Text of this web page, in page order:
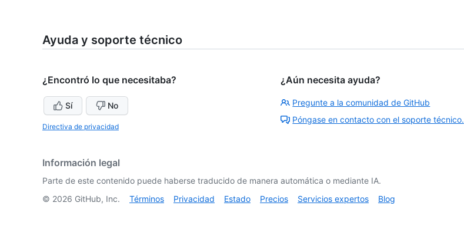
Ayuda y soporte técnico
¿Encontró lo que necesitaba?
Sí No
Directiva de privacidad
¿Aún necesita ayuda?
Pregunte a la comunidad de GitHub
Póngase en contacto con el soporte técnico.
Información legal
Parte de este contenido puede haberse traducido de manera automática o mediante IA.
© 2026 GitHub, Inc. Términos Privacidad Estado Precios Servicios expertos Blog